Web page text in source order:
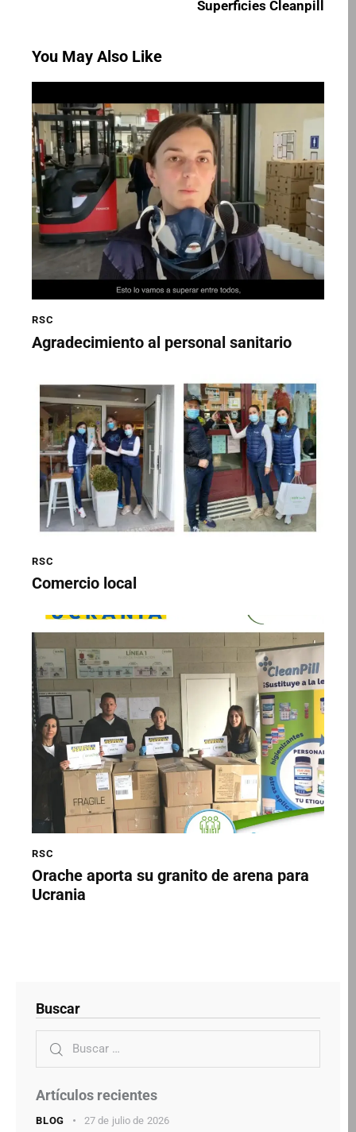
Superficies Cleanpill
You May Also Like
RSC
Agradecimiento al personal sanitario
RSC
Comercio local
RSC
Orache aporta su granito de arena para
Ucrania
Buscar
Artículos recientes
BLOG 27 de julio de 2026